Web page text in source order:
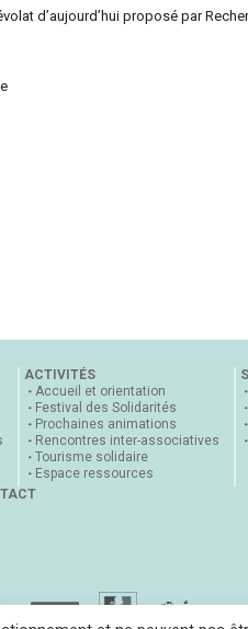
d’aujourd’hui proposé par
ACTIVITÉS
Accueil et orientation
Festival des Solidarités
Prochaines animations
Rencontres inter-associatives
Tourisme solidaire
Espace ressources